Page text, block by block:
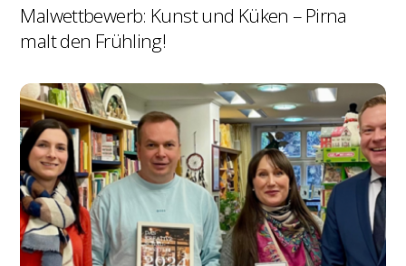
Malwettbewerb: Kunst und Küken – Pirna
malt den Frühling!